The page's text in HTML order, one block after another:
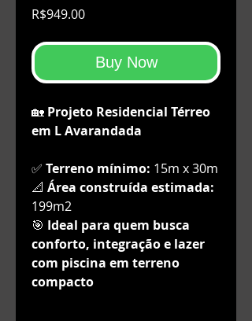
R$949.00Price
Buy Now
🏡 Projeto Residencial Térreo
em L Avarandada
✅ Terreno mínimo: 15m x 30m
📐 Área construída estimada:
199m2
🎯 Ideal para quem busca
conforto, integração e lazer
com piscina em terreno
compacto